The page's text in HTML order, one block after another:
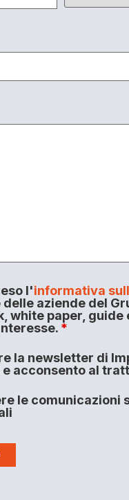
l'informativa
aziende del
white paper,
*
la newsletter di
e acconsento al
le